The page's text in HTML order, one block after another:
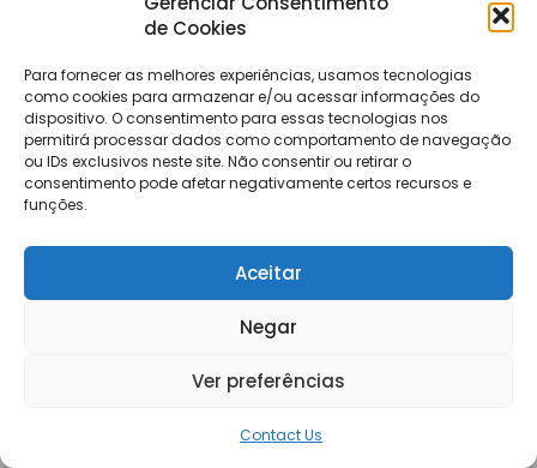
de Cookies
Para fornecer as melhores experiências, usamos tecnologias
como cookies para armazenar e/ou acessar informações do
dispositivo. O consentimento para essas tecnologias nos
permitirá processar dados como comportamento de navegação
ou IDs exclusivos neste site. Não consentir ou retirar o
consentimento pode afetar negativamente certos recursos e
funções.
Aceitar
Negar
Ver preferências
Contact Us
FOLLOW US
©